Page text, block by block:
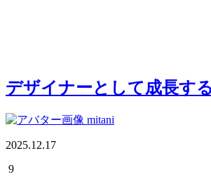
デザイナーとして成長す
mitani
2025.12.17
9